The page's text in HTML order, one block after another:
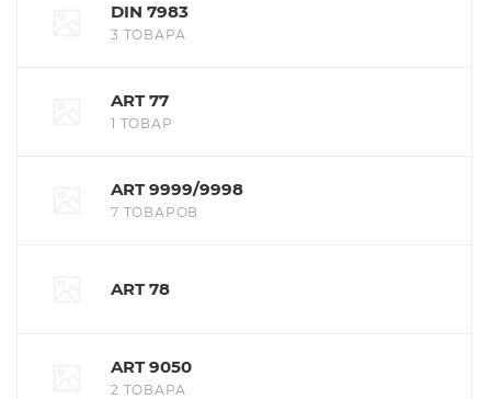
DIN 7983
3 ТОВАРА
ART 77
1 ТОВАР
ART 9999/9998
7 ТОВАРОВ
ART 78
ART 9050
2 ТОВАРА